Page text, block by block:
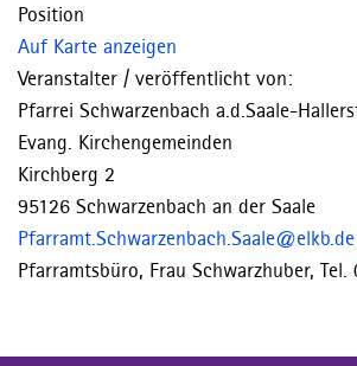
Position
Auf Karte anzeigen
Veranstalter / veröffentlicht von:
Pfarrei Schwarzenbach a.d.Saale-
Evang. Kirchengemeinden
Kirchberg 2
95126 Schwarzenbach an der Saale
Pfarramt.Schwarzenbach.Saale@elkb.de
Pfarramtsbüro, Frau Schwarzhuber,